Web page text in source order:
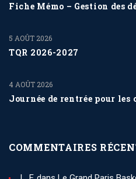
Fiche Mémo – Gestion des
TQR 2026-2027
5 AOÛT 2026
Journée de rentrée pour les
4 AOÛT 2026
COMMENTAIRES